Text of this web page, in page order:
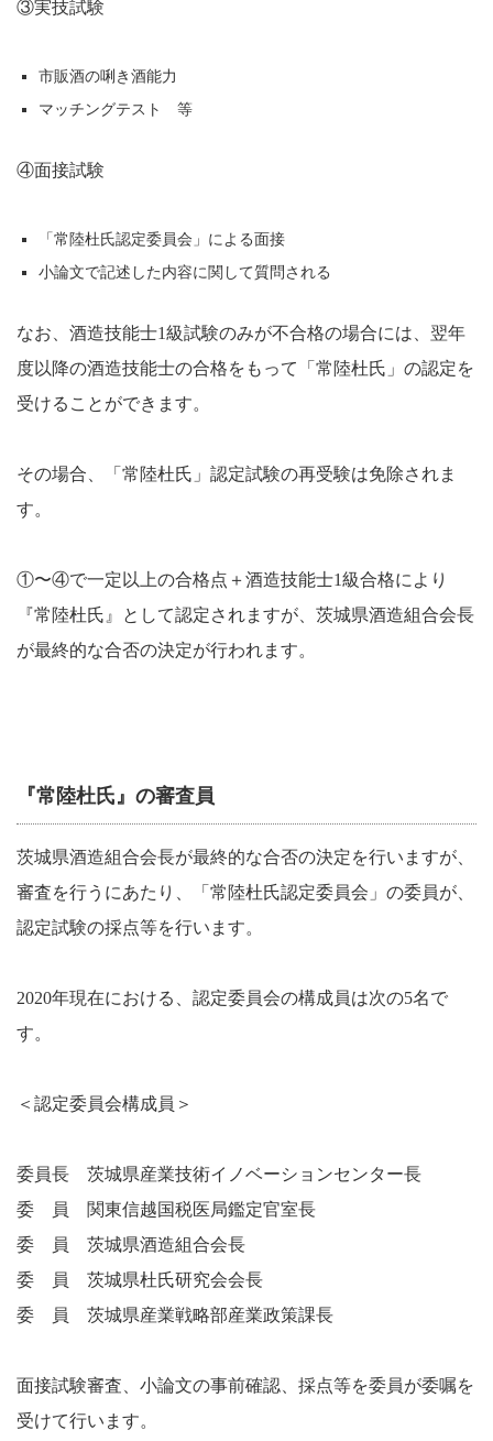
③実技試験
市販酒の唎き酒能力
マッチングテスト 等
④面接試験
「常陸杜氏認定委員会」による面接
小論文で記述した内容に関して質問される
なお、酒造技能士1級試験のみが不合格の場合には、翌年
度以降の酒造技能士の合格をもって「常陸杜氏」の認定を
受けることができます。
その場合、「常陸杜氏」認定試験の再受験は免除されま
す。
①〜④で一定以上の合格点＋酒造技能士1級合格により
『常陸杜氏』として認定されますが、茨城県酒造組合会長
が最終的な合否の決定が行われます。
『常陸杜氏』の審査員
茨城県酒造組合会長が最終的な合否の決定を行いますが、
審査を行うにあたり、「常陸杜氏認定委員会」の委員が、
認定試験の採点等を行います。
2020年現在における、認定委員会の構成員は次の5名で
す。
＜認定委員会構成員＞
委員長 茨城県産業技術イノベーションセンター長
委 員 関東信越国税医局鑑定官室長
委 員 茨城県酒造組合会長
委 員 茨城県杜氏研究会会長
委 員 茨城県産業戦略部産業政策課長
面接試験審査、小論文の事前確認、採点等を委員が委嘱を
受けて行います。